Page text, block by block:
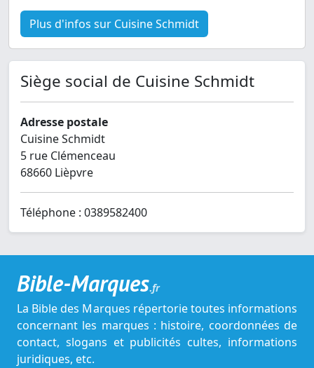
Plus d'infos sur Cuisine Schmidt
Siège social de Cuisine Schmidt
Adresse postale
Cuisine Schmidt
5 rue Clémenceau
68660 Lièpvre
Téléphone : 0389582400
Bible-Marques.fr
La Bible des Marques répertorie toutes informations
concernant les marques : histoire, coordonnées de
contact, slogans et publicités cultes, informations
juridiques, etc.